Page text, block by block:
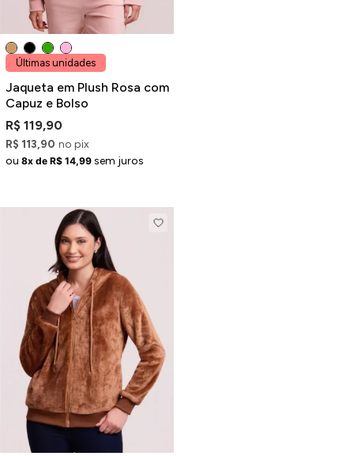
Últimas unidades
Jaqueta em Plush Rosa com
Capuz e Bolso
R$ 119,90
R$ 113,90 no pix
ou 8x de R$ 14,99 sem juros